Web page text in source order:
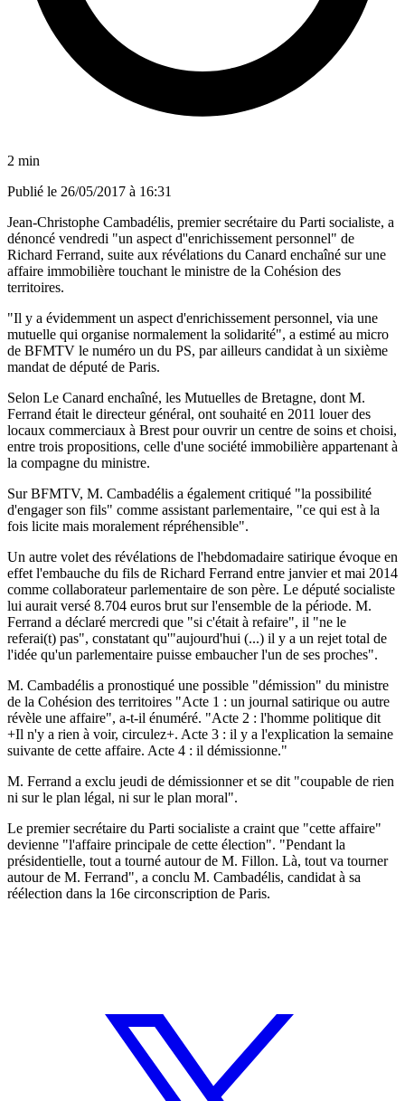
2 min
Publié le 26/05/2017 à 16:31
Jean-Christophe Cambadélis, premier secrétaire du Parti socialiste, a
dénoncé vendredi "un aspect d''enrichissement personnel" de
Richard Ferrand, suite aux révélations du Canard enchaîné sur une
affaire immobilière touchant le ministre de la Cohésion des
territoires.
"Il y a évidemment un aspect d'enrichissement personnel, via une
mutuelle qui organise normalement la solidarité", a estimé au micro
de BFMTV le numéro un du PS, par ailleurs candidat à un sixième
mandat de député de Paris.
Selon Le Canard enchaîné, les Mutuelles de Bretagne, dont M.
Ferrand était le directeur général, ont souhaité en 2011 louer des
locaux commerciaux à Brest pour ouvrir un centre de soins et choisi,
entre trois propositions, celle d'une société immobilière appartenant à
la compagne du ministre.
Sur BFMTV, M. Cambadélis a également critiqué "la possibilité
d'engager son fils" comme assistant parlementaire, "ce qui est à la
fois licite mais moralement répréhensible".
Un autre volet des révélations de l'hebdomadaire satirique évoque en
effet l'embauche du fils de Richard Ferrand entre janvier et mai 2014
comme collaborateur parlementaire de son père. Le député socialiste
lui aurait versé 8.704 euros brut sur l'ensemble de la période. M.
Ferrand a déclaré mercredi que "si c'était à refaire", il "ne le
referai(t) pas", constatant qu'"aujourd'hui (...) il y a un rejet total de
l'idée qu'un parlementaire puisse embaucher l'un de ses proches".
M. Cambadélis a pronostiqué une possible "démission" du ministre
de la Cohésion des territoires "Acte 1 : un journal satirique ou autre
révèle une affaire", a-t-il énuméré. "Acte 2 : l'homme politique dit
+Il n'y a rien à voir, circulez+. Acte 3 : il y a l'explication la semaine
suivante de cette affaire. Acte 4 : il démissionne."
M. Ferrand a exclu jeudi de démissionner et se dit "coupable de rien
ni sur le plan légal, ni sur le plan moral".
Le premier secrétaire du Parti socialiste a craint que "cette affaire"
devienne "l'affaire principale de cette élection". "Pendant la
présidentielle, tout a tourné autour de M. Fillon. Là, tout va tourner
autour de M. Ferrand", a conclu M. Cambadélis, candidat à sa
réélection dans la 16e circonscription de Paris.